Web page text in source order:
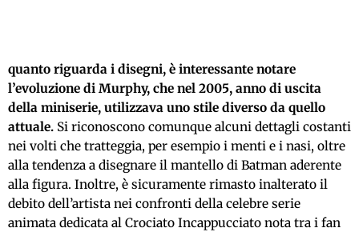
quanto riguarda i disegni, è interessante notare
l’evoluzione di Murphy, che nel 2005, anno di uscita
della miniserie, utilizzava uno stile diverso da quello
attuale. Si riconoscono comunque alcuni dettagli costanti
nei volti che tratteggia, per esempio i menti e i nasi, oltre
alla tendenza a disegnare il mantello di Batman aderente
alla figura. Inoltre, è sicuramente rimasto inalterato il
debito dell’artista nei confronti della celebre serie
animata dedicata al Crociato Incappucciato nota tra i fan